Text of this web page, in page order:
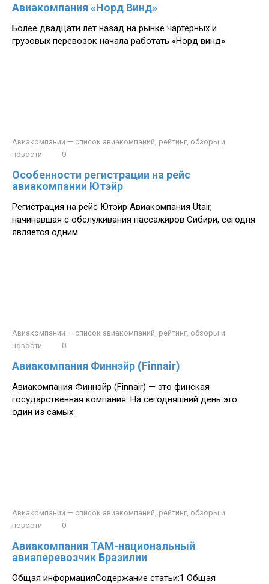
Авиакомпания «Норд Винд»
Более двадцати лет назад на рынке чартерных и
грузовых перевозок начала работать «Норд винд»
Авиакомпании — список авиакомпаний, рейтинг, обзоры и
новости
0
Особенности регистрации на рейс
авиакомпании Ютэйр
Регистрация на рейс Ютэйр Авиакомпания Utair,
начинавшая с обслуживания пассажиров Сибири, сегодня
является одним
Авиакомпании — список авиакомпаний, рейтинг, обзоры и
новости
0
Авиакомпания Финнэйр (Finnair)
Авиакомпания Финнэйр (Finnair) — это финская
государственная компания. На сегодняшний день это
один из самых
Авиакомпании — список авиакомпаний, рейтинг, обзоры и
новости
0
Авиакомпания ТАМ-национальный
авиаперевозчик Бразилии
Общая информацияСодержание статьи:1 Общая